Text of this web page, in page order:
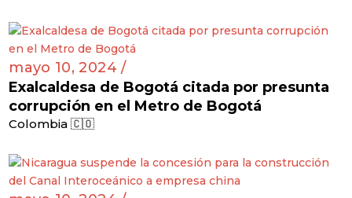
mayo 10, 2024 /
Exalcaldesa de Bogotá citada por presunta
corrupción en el Metro de Bogotá
Colombia 🇨🇴